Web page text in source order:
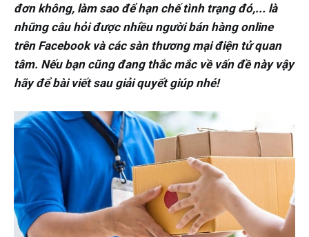
đơn không, làm sao để hạn chế tình trạng đó,... là
những câu hỏi được nhiều người bán hàng online
trên Facebook và các sàn thương mại điện tử quan
tâm. Nếu bạn cũng đang thắc mắc về vấn đề này vậy
hãy để bài viết sau giải quyết giúp nhé!